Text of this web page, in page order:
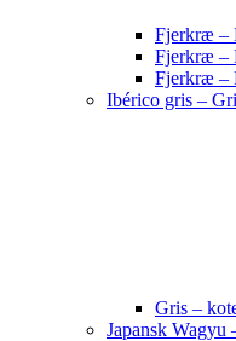
Fjerkræ –
Fjerkræ –
Fjerkræ –
Ibérico gris –
Gris –
Japansk Wagyu